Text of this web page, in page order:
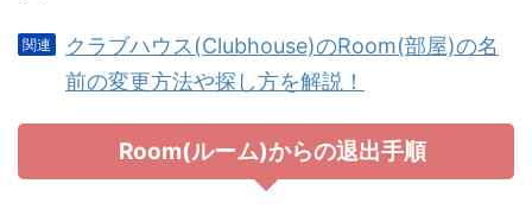
クラブハウス(Clubhouse)のRoom(部屋)の名
前の変更方法や探し方を解説！
Room(ルーム)からの退出手順